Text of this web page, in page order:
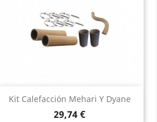
Kit Calefacción Mehari Y Dyane
Precio
29,74 €
Vista rápida